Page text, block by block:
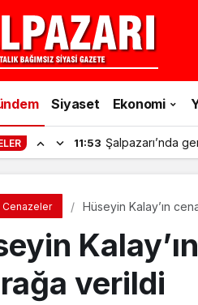
Siyaset Ekonomi
11:53 Şalpazarı’nda
Cenazeler Hüseyin Kalay’ın
verildi